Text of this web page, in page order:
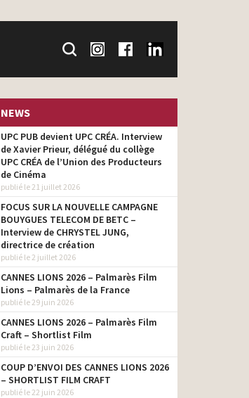
NEWS
UPC PUB devient UPC CRÉA. Interview
de Xavier Prieur, délégué du collège
UPC CRÉA de l’Union des Producteurs
de Cinéma
publié le 21 juillet 2026
FOCUS SUR LA NOUVELLE CAMPAGNE
BOUYGUES TELECOM DE BETC –
Interview de CHRYSTEL JUNG,
directrice de création
publié le 2 juillet 2026
CANNES LIONS 2026 – Palmarès Film
Lions – Palmarès de la France
publié le 29 juin 2026
CANNES LIONS 2026 – Palmarès Film
Craft – Shortlist Film
publié le 23 juin 2026
COUP D’ENVOI DES CANNES LIONS 2026
– SHORTLIST FILM CRAFT
publié le 22 juin 2026